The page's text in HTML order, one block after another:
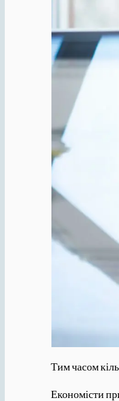
Тим часом
Економісти